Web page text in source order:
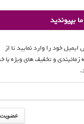
بپیوندید
خود را وارد نمایید تا از
زمانبندی و تخفیف های ویژه با